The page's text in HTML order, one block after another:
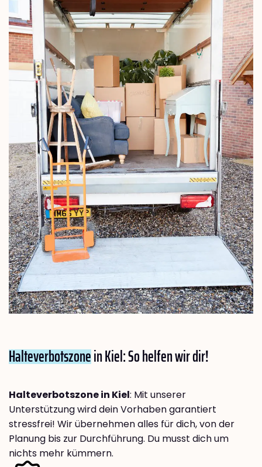
Halteverbotszonein Kiel: So helfen wir dir!
Halteverbotszone in Kiel: Mit unserer
Unterstützung wird dein Vorhaben garantiert
stressfrei! Wir übernehmen alles für dich, von der
Planung bis zur Durchführung. Du musst dich um
nichts mehr kümmern.